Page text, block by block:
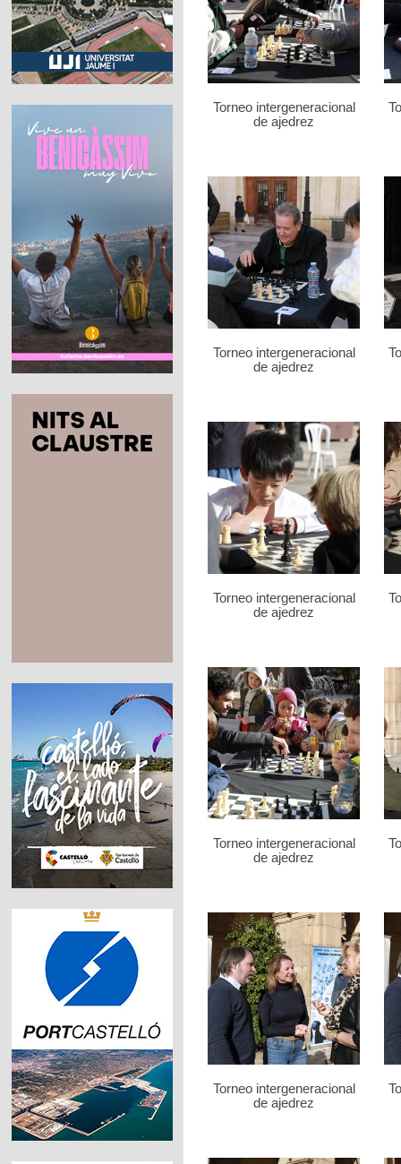
Torneo intergeneracional
de ajedrez
Torneo intergeneracional
de ajedrez
Torneo intergeneracional
de ajedrez
Torneo intergeneracional
de ajedrez
Torneo intergeneracional
de ajedrez